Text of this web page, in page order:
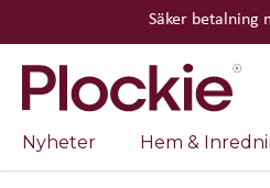
Säker betalning
Nyheter Hem &